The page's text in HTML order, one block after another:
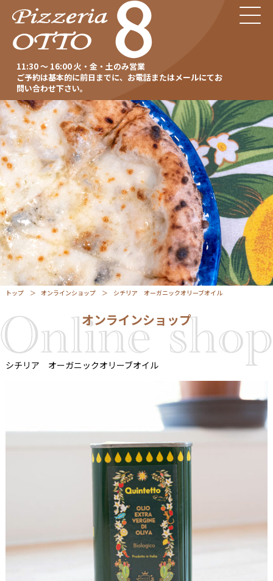
11:30 ～ 16:00 火・金・土のみ営業
ご予約は基本的に前日までに、お電話またはメールにてお
問い合わせ下さい。
トップ オンラインショップ シチリア オーガニックオリーブオイル
オンラインショップ
シチリア オーガニックオリーブオイル